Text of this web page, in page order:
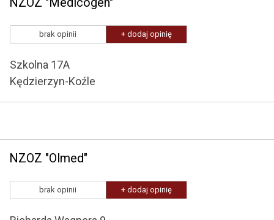
brak opinii + dodaj opinię
Szkolna 17A
Kędzierzyn-Koźle
NZOZ "Olmed"
brak opinii + dodaj opinię